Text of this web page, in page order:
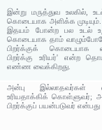
இன்று மருத்துவ உலகில்,
கொடையாக அளிக்க
இதயம் போன்ற பல உடல்
கொடையாக தாம்
பிறர்க்குக் கொடையாக
பிறர்க்கு உரியர்' என்ற
எண்ண வைக்கிறது.
அன்பு இல்லாதவர்கள்
உரியதாக்கிக் கொள்ளுவர்;
பிறர்க்குப் பயன்படுவர்